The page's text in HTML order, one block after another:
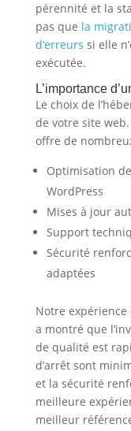
pérennité et la
pas que la
d’erreurs si elle
exécutée.
L’importance
Le choix de
de votre site
offre de
Optimisation
WordPress
Mises à jour
Support
Sécurité
adaptées
Notre expérience
a montré que
de qualité est
d’arrêt sont
et la sécurité
meilleure
meilleur